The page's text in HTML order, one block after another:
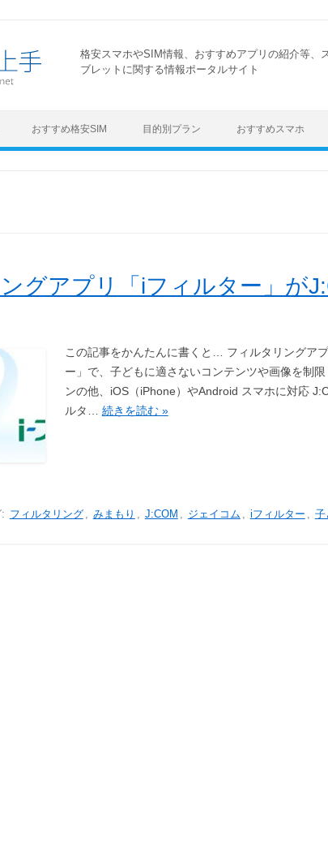
格安スマホやSIM情報、おすすめアプリの紹介等、
ブレットに関する情報ポータルサイト
おすすめ格安SIM 目的別プラン おすすめスマホ
グアプリ「iフィルター」が
この記事をかんたんに書くと… フィルタリングア
ー」で、子どもに適さないコンテンツや画像を制
ンの他、iOS（iPhone）やAndroid スマホに対応
ルタ… 続きを読む »
フィルタリング , みまもり , J:COM , ジェイコム , iフィルター , 子